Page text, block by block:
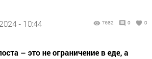
- 10:44 7682 0 0
– это не ограничение в еде, а